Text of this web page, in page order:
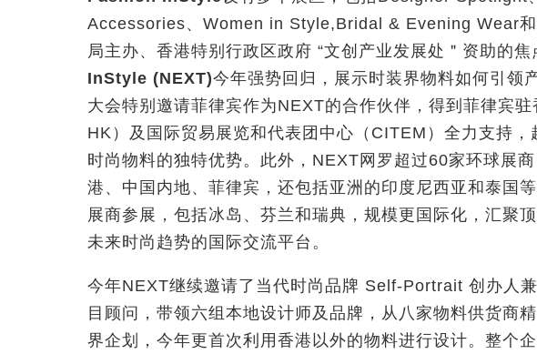
Accessories、Women in Style,Bridal & Evening Wear
局主办、香港特别行政区政府 “文创产业发展处＂资助的焦
InStyle (NEXT)今年强势回归，展示时装界物料如何引领
大会特别邀请菲律宾作为NEXT的合作伙伴，得到菲律宾
HK）及国际贸易展览和代表团中心（CITEM）全力支持
时尚物料的独特优势。此外，NEXT网罗超过60家环球展
港、中国内地、菲律宾，还包括亚洲的印度尼西亚和泰国
展商参展，包括冰岛、芬兰和瑞典，规模更国际化，汇聚
未来时尚趋势的国际交流平台。
今年NEXT继续邀请了当代时尚品牌 Self-Portrait 创办人
目顾问，带领六组本地设计师及品牌，从八家物料供货商
界企划，今年更首次利用香港以外的物料进行设计。整个